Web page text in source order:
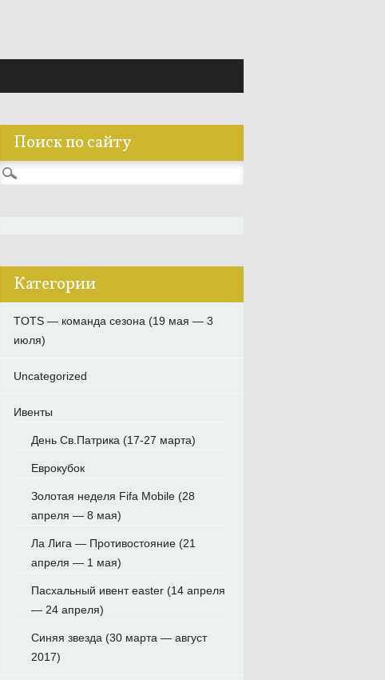
Поиск по сайту
Найти:
Категории
TOTS — команда сезона (19 мая — 3
июля)
Uncategorized
Ивенты
День Св.Патрика (17-27 марта)
Еврокубок
Золотая неделя Fifa Mobile (28
апреля — 8 мая)
Ла Лига — Противостояние (21
апреля — 1 мая)
Пасхальный ивент easter (14 апреля
— 24 апреля)
Синяя звезда (30 марта — август
2017)